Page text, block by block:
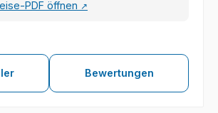
PDF öffnen ↗
Bewertungen